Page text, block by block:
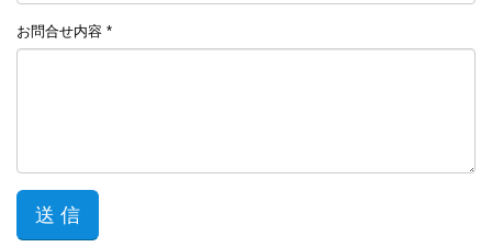
お問合せ内容 *